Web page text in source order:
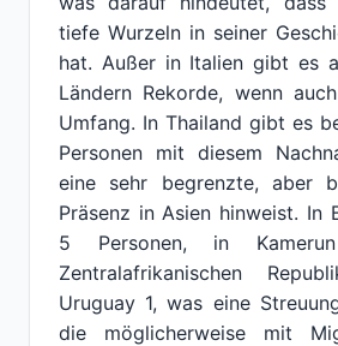
tiefe Wurzeln in seiner
hat. Außer in Italien gibt es
Ländern Rekorde, wenn
Umfang. In Thailand gibt es
Personen mit diesem
eine sehr begrenzte, aber
Präsenz in Asien hinweist. In
5 Personen, in
Zentralafrikanischen
Uruguay 1, was eine
die möglicherweise mit